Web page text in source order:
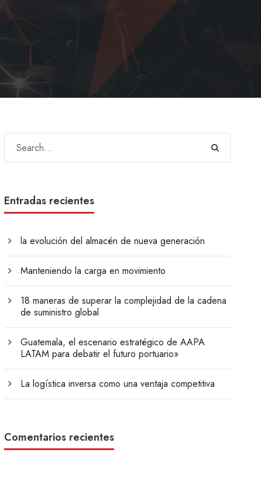
Entradas recientes
la evolución del almacén de nueva generación
Manteniendo la carga en movimiento
18 maneras de superar la complejidad de la cadena
de suministro global
Guatemala, el escenario estratégico de AAPA
LATAM para debatir el futuro portuario»
La logística inversa como una ventaja competitiva
Comentarios recientes